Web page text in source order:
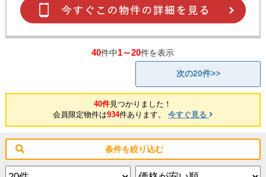
40件中1～20件を表示
次の20件>>
40件見つかりました！
会員限定物件は934件あります。 今すぐ見る
条件を絞り込む